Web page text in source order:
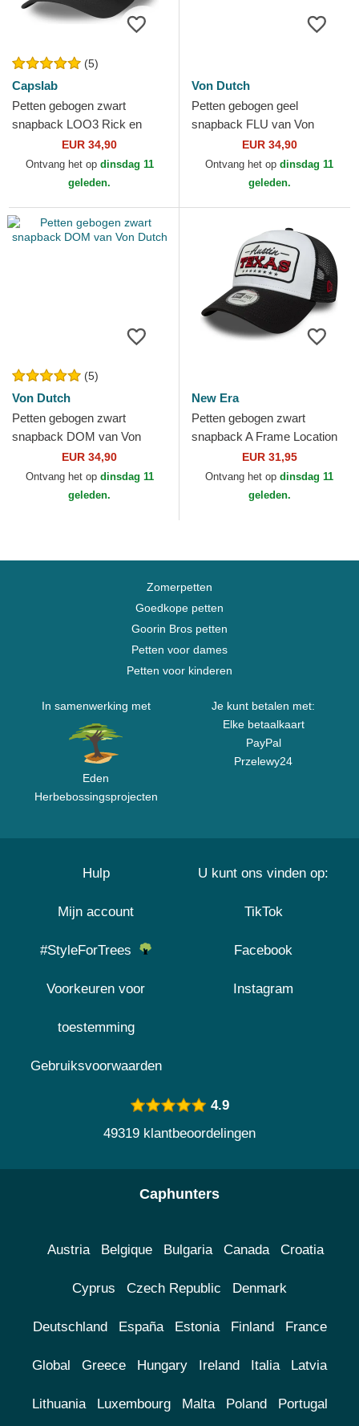
(5)
Capslab
Petten gebogen zwart
snapback LOO3 Rick en
Morty van Capslab
EUR 34,90
Ontvang het op dinsdag 11
geleden.
Von Dutch
Petten gebogen geel
snapback FLU van Von
EUR 34,90
Ontvang het op dinsdag 11
geleden.
(5)
Von Dutch
Petten gebogen zwart
snapback DOM van Von
EUR 34,90
Ontvang het op dinsdag 11
geleden.
New Era
Petten gebogen zwart
snapback A Frame Location
van Austin Steden en
Stranden Texas van New Era
EUR 31,95
Ontvang het op dinsdag 11
geleden.
Zomerpetten
Goedkope petten
Goorin Bros petten
Petten voor dames
Petten voor kinderen
In samenwerking met
Eden
Herbebossingsprojecten
Je kunt betalen met:
Elke betaalkaart
PayPal
Przelewy24
Hulp
Mijn account
#StyleForTrees
Voorkeuren voor
toestemming
Gebruiksvoorwaarden
U kunt ons vinden op:
TikTok
Facebook
Instagram
4.9
49319 klantbeoordelingen
Caphunters
Austria Belgique Bulgaria Canada Croatia
Cyprus Czech Republic Denmark
Deutschland España Estonia Finland France
Global Greece Hungary Ireland Italia Latvia
Lithuania Luxembourg Malta Poland Portugal